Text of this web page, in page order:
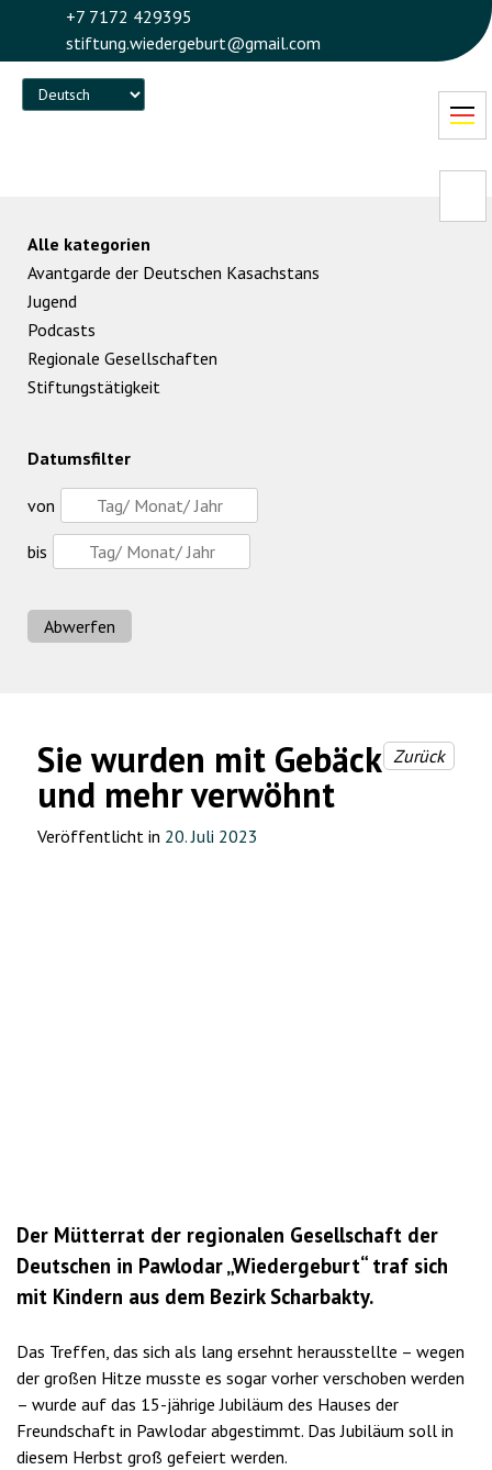
+7 7172 429395
stiftung.wiedergeburt@gmail.com
Language
Sie wurden mit Gebäck
und mehr verwöhnt
Zurück
Veröffentlicht in 20. Juli 2023
Der Mütterrat der regionalen Gesellschaft der
Deutschen in Pawlodar „Wiedergeburt“ traf sich
mit Kindern aus dem Bezirk Scharbakty.
Das Treffen, das sich als lang ersehnt herausstellte – wegen
der großen Hitze musste es sogar vorher verschoben werden
– wurde auf das 15-jährige Jubiläum des Hauses der
Freundschaft in Pawlodar abgestimmt. Das Jubiläum soll in
diesem Herbst groß gefeiert werden.
Alle kategorien
Avantgarde der Deutschen Kasachstans
Jugend
Podcasts
Regionale Gesellschaften
Stiftungstätigkeit
Datumsfilter
von
bis
Abwerfen